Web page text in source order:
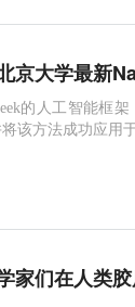
京大学最新
的人工智能框
该方法成功应用
家们在人类